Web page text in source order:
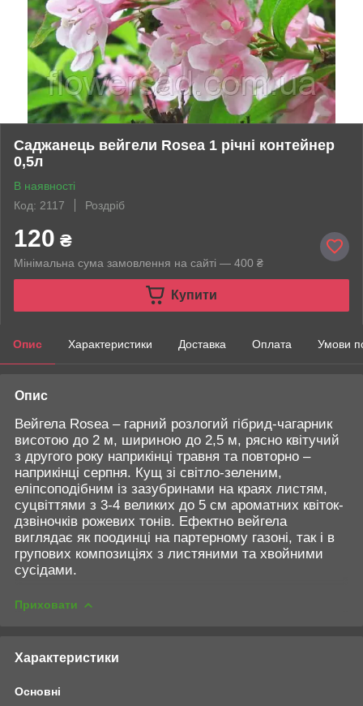
Саджанець вейгели Rosea 1 річні контейнер
0,5л
В наявності
Код: 2117
Роздріб
120 ₴
Мінімальна сума замовлення на сайті — 400 ₴
Купити
Опис Характеристики Доставка Оплата Умови
Опис
Вейгела Rosea – гарний розлогий гібрид-чагарник
висотою до 2 м, шириною до 2,5 м, рясно квітучий
з другого року наприкінці травня та повторно –
наприкінці серпня. Кущ зі світло-зеленим,
еліпсоподібним із зазубринами на краях листям,
суцвіттями з 3-4 великих до 5 см ароматних квіток-
дзвіночків рожевих тонів. Ефектно вейгела
виглядає як поодинці на партерному газоні, так і в
групових композиціях з листяними та хвойними
сусідами.
Приховати
Характеристики
Основні